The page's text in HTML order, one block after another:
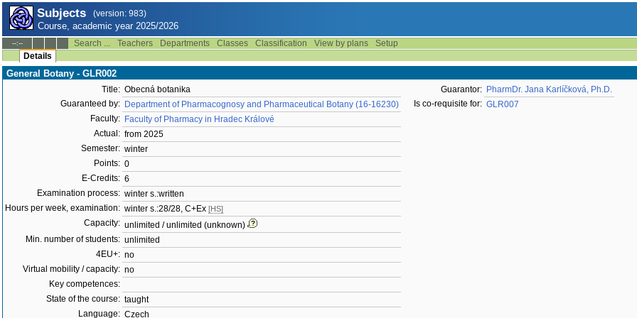
Subjects (version: 983)
Course, academic year 2025/2026
--:-- Search ... Teachers Departments Classes Classification View by plans
Setup
Details
General Botany - GLR002
Title: Obecná botanika
Guaranteed by: Department of Pharmacognosy and Pharmaceutical Botany (16-16230)
Faculty: Faculty of Pharmacy in Hradec Králové
Actual: from 2025
Semester: winter
Points: 0
E-Credits: 6
Examination process: winter s.:written
Hours per week, examination: winter s.:28/28, C+Ex [HS]
Capacity: unlimited / unlimited (unknown)
Min. number of students: unlimited
4EU+: no
Virtual mobility / capacity: no
Key competences:
State of the course: taught
Language: Czech
Guarantor: PharmDr. Jana Karlíčková, Ph.D.
Is co-requisite for: GLR007